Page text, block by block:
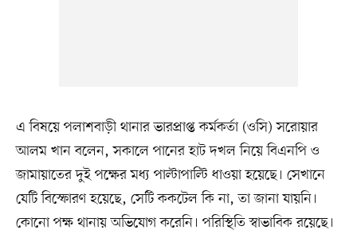
এ বিষয়ে পলাশবাড়ী থানার ভারপ্রাপ্ত কর্মকর্তা (ওসি) সরোয়ার
আলম খান বলেন, সকালে পানের হাট দখল নিয়ে বিএনপি ও
জামায়াতের দুই পক্ষের মধ্য পাল্টাপাল্টি ধাওয়া হয়েছে। সেখানে
যেটি বিস্ফোরণ হয়েছে, সেটি ককটেল কি না, তা জানা যায়নি।
কোনো পক্ষ থানায় অভিযোগ করেনি। পরিস্থিতি স্বাভাবিক রয়েছে।